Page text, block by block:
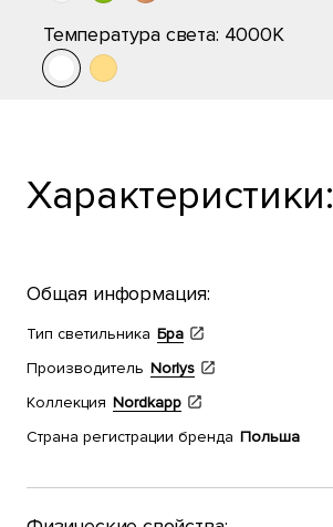
Температура света: 4000K
Характеристики:
Общая информация:
Тип светильника Бра
Производитель Norlys
Коллекция Nordkapp
Страна регистрации бренда Польша